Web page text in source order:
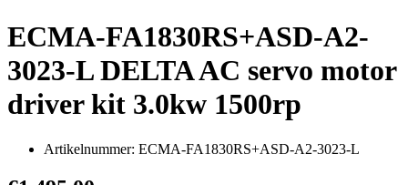
ECMA-FA1830RS+ASD-A2-
3023-L DELTA AC servo motor
driver kit 3.0kw 1500rp
Artikelnummer: ECMA-FA1830RS+ASD-A2-3023-L